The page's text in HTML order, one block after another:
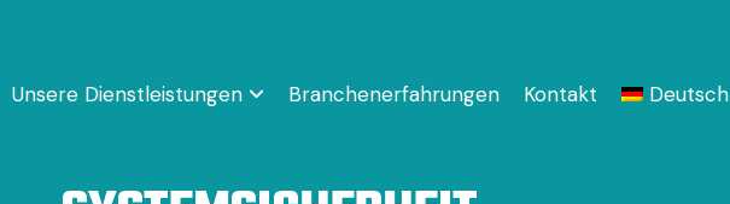
Unsere Dienstleistungen Branchenerfahrungen Kontakt Deutsch